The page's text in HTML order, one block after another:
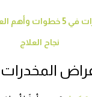
علاج ادمان المخدرات في
نجاح العلاج
المخدرات